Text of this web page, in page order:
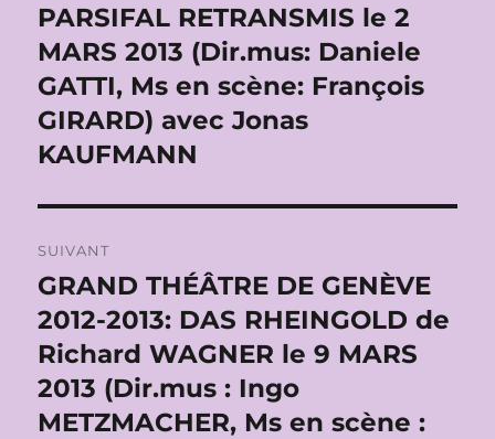
PARSIFAL RETRANSMIS le 2
MARS 2013 (Dir.mus: Daniele
GATTI, Ms en scène: François
GIRARD) avec Jonas
KAUFMANN
SUIVANT
Publication
suivante :
GRAND THÉÂTRE DE GENÈVE
2012-2013: DAS RHEINGOLD de
Richard WAGNER le 9 MARS
2013 (Dir.mus : Ingo
METZMACHER, Ms en scène :